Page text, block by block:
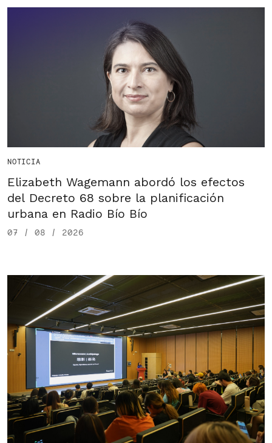
NOTICIA
Elizabeth Wagemann abordó los efectos
del Decreto 68 sobre la planificación
urbana en Radio Bío Bío
07 / 08 / 2026